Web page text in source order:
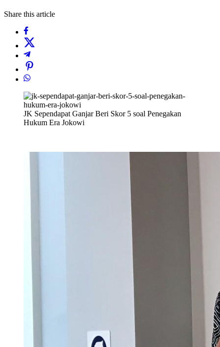
Share this article
JK Sependapat Ganjar Beri Skor 5 soal Penegakan
Hukum Era Jokowi